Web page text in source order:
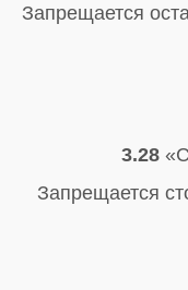
Запрещается
3.28
Запрещается